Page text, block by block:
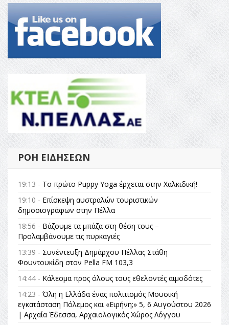
ΡΟΉ ΕΙΔΉΣΕΩΝ
19:13 - Το πρώτο Puppy Yoga έρχεται στην Χαλκιδική!
19:10 - Επίσκεψη αυστραλών τουριστικών
δημοσιογράφων στην Πέλλα
18:56 - Βάζουμε τα μπάζα στη θέση τους –
Προλαμβάνουμε τις πυρκαγιές
13:39 - Συνέντευξη Δημάρχου Πέλλας Στάθη
Φουντουκίδη στον Pella FM 103,3
14:44 - Κάλεσμα προς όλους τους εθελοντές αιμοδότες
14:23 - Όλη η Ελλάδα ένας πολιτισμός Μουσική
εγκατάσταση Πόλεμος και «Ειρήνη;» 5, 6 Αυγούστου 2026
| Αρχαία Έδεσσα, Αρχαιολογικός Χώρος Λόγγου